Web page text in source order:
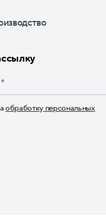
обработку персональных
«Подписаться»,